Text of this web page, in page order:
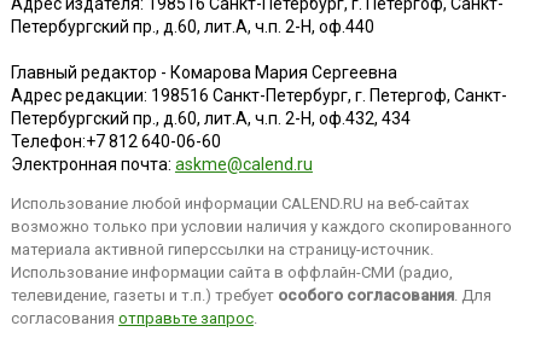
Петербургский пр., д.60, лит.А, ч.п. 2-Н, оф.440
Главный редактор - Комарова Мария Сергеевна
Адрес редакции: 198516 Санкт-Петербург, г. Петергоф, Санкт-
Петербургский пр., д.60, лит.А, ч.п. 2-Н, оф.432, 434
Телефон:+7 812 640-06-60
Электронная почта: askme@calend.ru
Использование любой информации CALEND.RU на веб-сайтах
возможно только при условии наличия у каждого скопированного
материала активной гиперссылки на страницу-источник.
Использование информации сайта в оффлайн-СМИ (радио,
телевидение, газеты и т.п.) требует особого согласования. Для
согласования отправьте запрос.